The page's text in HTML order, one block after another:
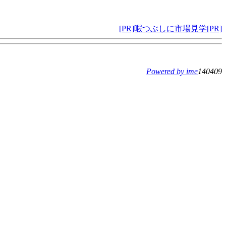
[PR]暇つぶしに市場見学[PR]
Powered by ime140409